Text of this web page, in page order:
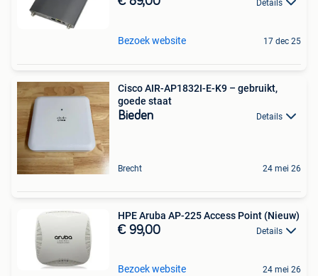
Details
Bezoek website 17 dec 25
Cisco AIR-AP1832I-E-K9 – gebruikt,
goede staat
Bieden Details
Brecht 24 mei 26
HPE Aruba AP-225 Access Point (Nieuw)
€ 99,00 Details
Bezoek website 24 mei 26